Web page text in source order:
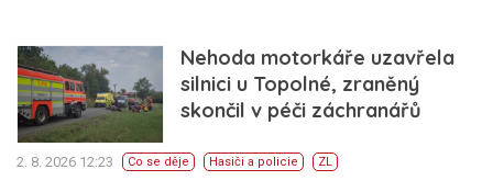
Nehoda motorkáře uzavřela
silnici u Topolné, zraněný
skončil v péči záchranářů
2. 8. 2026 12:23 Co se děje Hasiči a policie ZL